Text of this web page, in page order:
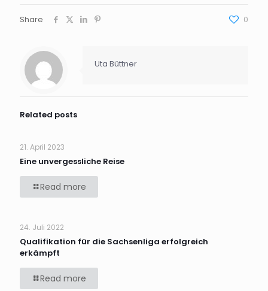
Share 0
Uta Büttner
Related posts
21. April 2023
Eine unvergessliche Reise
Read more
24. Juli 2022
Qualifikation für die Sachsenliga erfolgreich
erkämpft
Read more